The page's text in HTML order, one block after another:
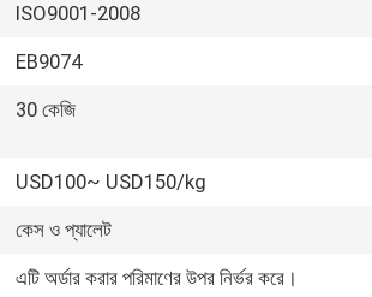
ISO9001-2008
EB9074
30 কেজি
USD100~ USD150/kg
কেস ও প্যালেট
এটি অর্ডার করার পরিমাণের উপর নির্ভর করে।